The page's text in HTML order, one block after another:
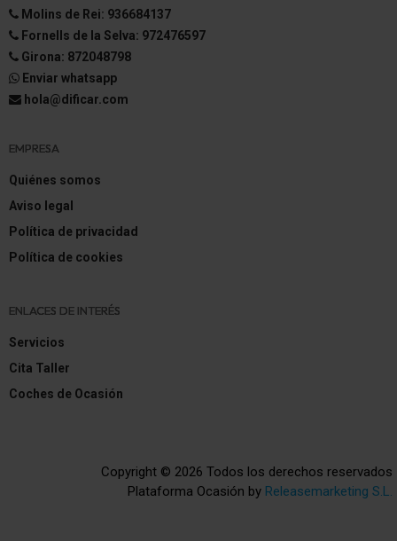
Molins de Rei: 936684137
Fornells de la Selva: 972476597
Girona: 872048798
Enviar whatsapp
hola@dificar.com
EMPRESA
Quiénes somos
Aviso legal
Política de privacidad
Política de cookies
ENLACES DE INTERÉS
Servicios
Cita Taller
Coches de Ocasión
Copyright © 2026 Todos los derechos reservados
Plataforma Ocasión by Releasemarketing S.L.